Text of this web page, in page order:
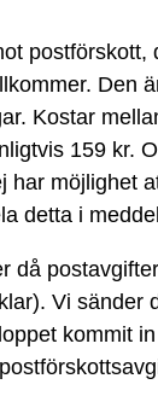
Den
Kostar
159 kr.
har möjlighet
detta i
då
Vi
kommit